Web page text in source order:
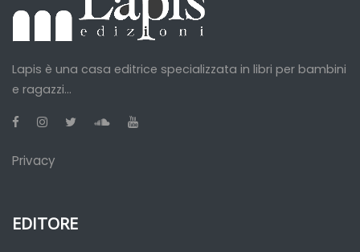
Lapis è una casa editrice specializzata in libri per bambini
e ragazzi...
Privacy
EDITORE